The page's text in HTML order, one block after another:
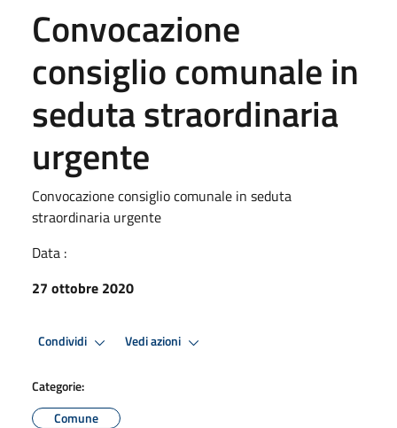
Convocazione
consiglio comunale in
seduta straordinaria
urgente
Convocazione consiglio comunale in seduta
straordinaria urgente
Data :
27 ottobre 2020
Condividi Vedi azioni
Categorie:
Comune